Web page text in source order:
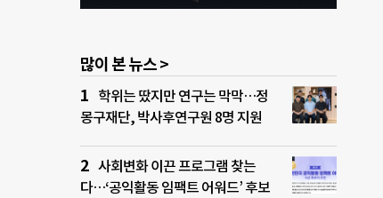
많이 본 뉴스 >
학위는 땄지만 연구는 막막…정
몽구재단, 박사후연구원 8명 지원
사회변화 이끈 프로그램 찾는
다…‘공익활동 임팩트 어워드’ 후보